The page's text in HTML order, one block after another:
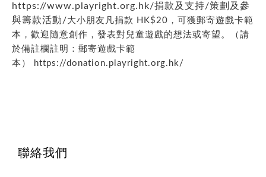
https://www.playright.org.hk/捐款及支持/策劃及參
與籌款活動/大小朋友凡捐款 HK$20，可獲郵寄遊戲卡範
本，歡迎隨意創作，發表對兒童遊戲的想法或寄望。（請
於備註欄註明：郵寄遊戲卡範
本）
https://donation.playright.org.hk/
聯絡我們